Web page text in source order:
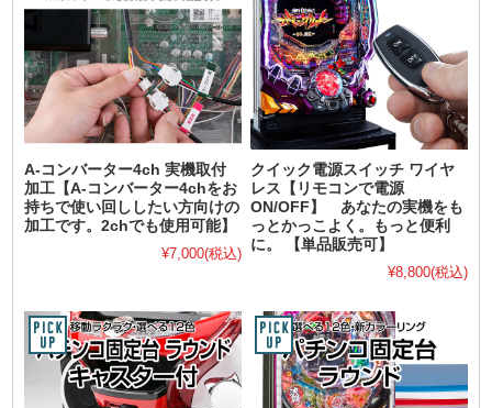
A-コンバーター4ch 実機取付
加工【A-コンバーター4chをお
持ちで使い回ししたい方向けの
加工です。2chでも使用可能】
¥7,000(税込)
クイック電源スイッチ ワイヤ
レス【リモコンで電源
ON/OFF】 あなたの実機をも
っとかっこよく。もっと便利
に。 【単品販売可】
¥8,800(税込)